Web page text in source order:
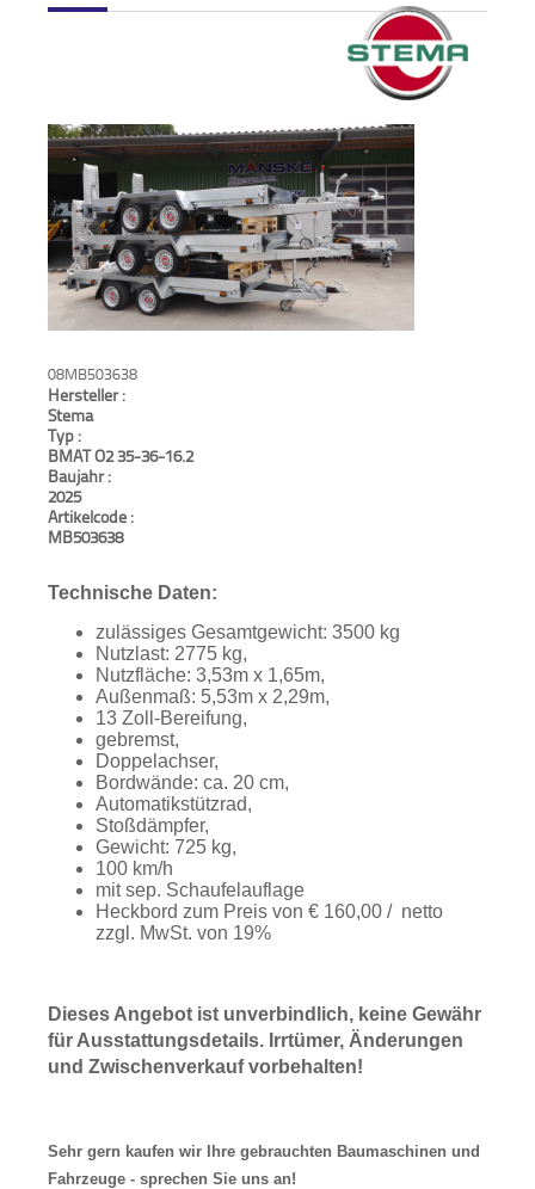
Radlader
Fahrzeuge
Stromerzeuger
Vibrationstechnik
Anbaugeräte
Sonstiges
Sonderaktionen
und
Anfahrt
08MB503638
Hersteller :
Stema
Typ :
BMAT O2 35-36-16.2
Baujahr :
2025
Artikelcode :
MB503638
Technische Daten:
zulässiges Gesamtgewicht: 3500 kg
Nutzlast: 2775 kg,
Nutzfläche: 3,53m x 1,65m,
Außenmaß: 5,53m x 2,29m,
13 Zoll-Bereifung,
gebremst,
Doppelachser,
Bordwände: ca. 20 cm,
Automatikstützrad,
Stoßdämpfer,
Gewicht: 725 kg,
100 km/h
mit sep. Schaufelauflage
Heckbord zum Preis von € 160,00 / netto
zzgl. MwSt. von 19%
Dieses Angebot ist unverbindlich, keine Gewähr
für Ausstattungsdetails. Irrtümer, Änderungen
und Zwischenverkauf vorbehalten!
Sehr gern kaufen wir Ihre gebrauchten Baumaschinen und
Fahrzeuge - sprechen Sie uns an!